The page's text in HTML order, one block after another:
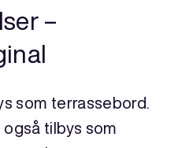
–
som terrassebord.
også tilbys som